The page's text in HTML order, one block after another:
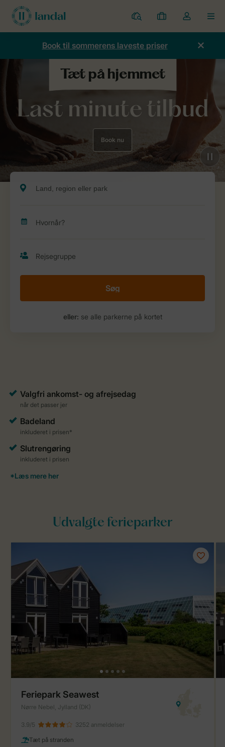
Parker
Mine
bookinger
Toggle
the
Book til sommerens laveste priser
Last minute tilbud
Book nu
Søg
eller: se alle parkerne på kortet